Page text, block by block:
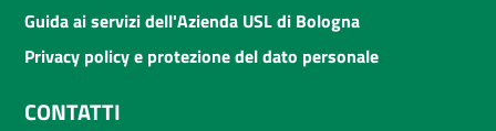
Guida ai servizi dell'Azienda USL di Bologna
Privacy policy e protezione del dato personale
CONTATTI